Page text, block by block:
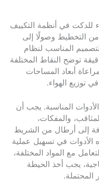
للدكت في أنظمة التكييف
التخطيط وصولًا إلى
التصميم المناسب لنظام
توضح النقاط المختلفة
أبعاد المساحات
توزيع الهواء.
المناسبة. يجب أن
والمفكات،
إلى أرطال من الشريط
الأدوات في تسهيل عملية
مع المواد المختلفة،
يجب أخذ الحيطة
المحتملة.